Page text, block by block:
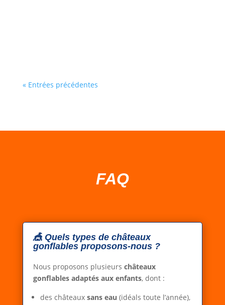
« Entrées précédentes
FAQ
🎪 Quels types de châteaux
gonflables proposons-nous ?
Nous proposons plusieurs châteaux
gonflables adaptés aux enfants, dont :
des châteaux sans eau (idéals toute l’année),